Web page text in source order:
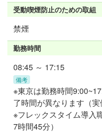
受動喫煙防止のための取組
禁煙
勤務時間
08:45 ～ 17:15
備考
※東京は勤務時間
了時間が異なります（実
※フレックスタイム導入
7時間45分）